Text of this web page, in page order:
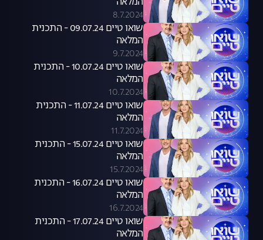
8.7.2024
שואו טיים 09.07.24 - התכנית
המלאה
9.7.2024
שואו טיים 10.07.24 - התכנית
המלאה
10.7.2024
שואו טיים 11.07.24 - התכנית
המלאה
11.7.2024
שואו טיים 15.07.24 - התכנית
המלאה
15.7.2024
שואו טיים 16.07.24 - התכנית
המלאה
16.7.2024
שואו טיים 17.07.24 - התכנית
המלאה